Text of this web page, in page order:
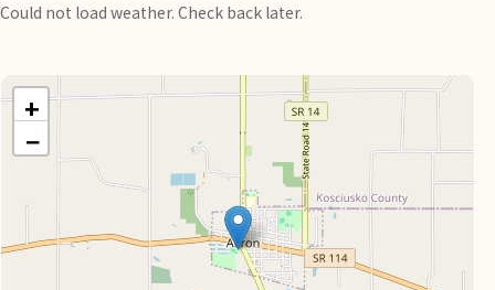
Could not load weather. Check back later.
+
−